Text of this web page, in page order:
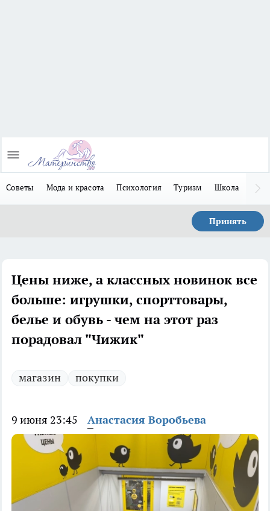
Советы Мода и красота Психология Туризм Школа
Принять
Цены ниже, а классных новинок все
больше: игрушки, спорттовары,
белье и обувь - чем на этот раз
порадовал "Чижик"
магазин покупки
9 июня 23:45 Анастасия Воробьева